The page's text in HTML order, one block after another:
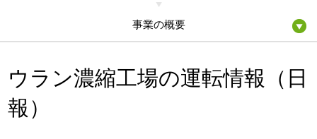
事業の概要
ウラン濃縮工場の運転情報（日
報）